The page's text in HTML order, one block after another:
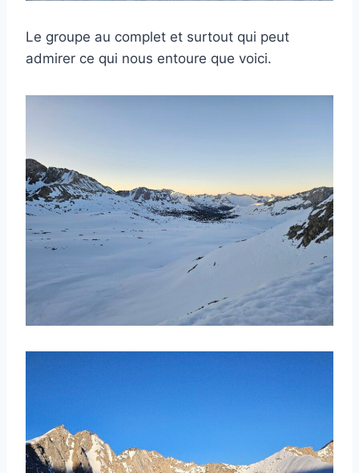
Le groupe au complet et surtout qui peut
admirer ce qui nous entoure que voici.